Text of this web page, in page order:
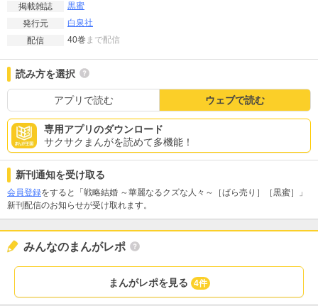
掲載雑誌
黒蜜
発行元
白泉社
配信
40巻 まで配信
読み方を選択
アプリで読む ウェブで読む
専用アプリのダウンロード
サクサクまんがを読めて多機能！
新刊通知を受け取る
会員登録をすると「戦略結婚 ～華麗なるクズな人々～［ばら売り］［黒蜜］」
新刊配信のお知らせが受け取れます。
みんなのまんがレポ
まんがレポを見る 4件